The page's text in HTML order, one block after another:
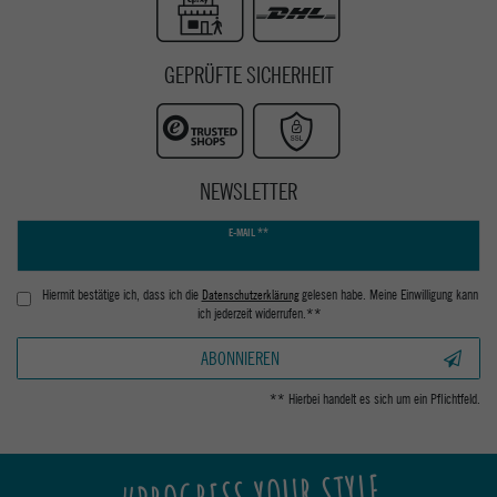
GEPRÜFTE SICHERHEIT
NEWSLETTER
E-MAIL **
Hiermit bestätige ich, dass ich die Daten­schutz­erklärunggelesen habe. Meine Einwilligung kann
ich jederzeit widerrufen.**
ABONNIEREN
** Hierbei handelt es sich um ein Pflichtfeld.